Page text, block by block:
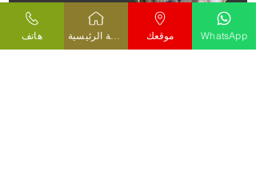
هاتف موقعك WhatsApp